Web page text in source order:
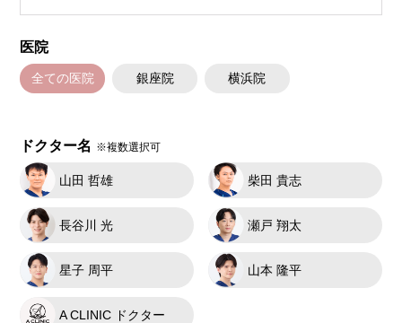
医院
全ての医院 銀座院 横浜院
ドクター名 ※複数選択可
山田 哲雄 柴田 貴志
長谷川 光 瀬戸 翔太
星子 周平 山本 隆平
A CLINIC ドクター